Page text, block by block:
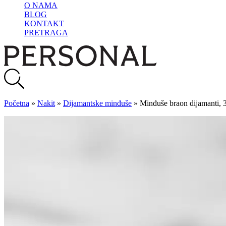
O NAMA
BLOG
KONTAKT
PRETRAGA
Početna » Nakit » Dijamantske minđuše » Minđuše braon dijamanti,